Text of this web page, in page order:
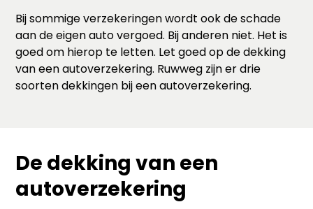
Bij sommige verzekeringen wordt ook de schade
aan de eigen auto vergoed. Bij anderen niet. Het is
goed om hierop te letten. Let goed op de dekking
van een autoverzekering. Ruwweg zijn er drie
soorten dekkingen bij een autoverzekering.
De dekking van een
autoverzekering